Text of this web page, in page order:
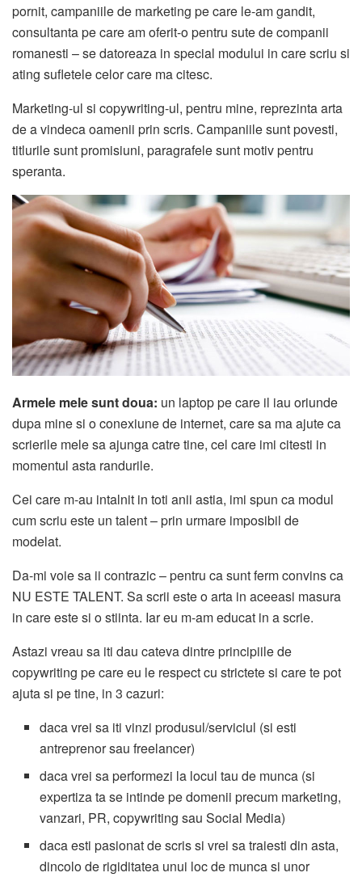
pornit, campaniile de marketing pe care le-am gandit,
consultanta pe care am oferit-o pentru sute de companii
romanesti – se datoreaza in special modului in care scriu si
ating sufletele celor care ma citesc.
Marketing-ul si copywriting-ul, pentru mine, reprezinta arta
de a vindeca oamenii prin scris. Campaniile sunt povesti,
titlurile sunt promisiuni, paragrafele sunt motiv pentru
speranta.
Armele mele sunt doua: un laptop pe care il iau oriunde
dupa mine si o conexiune de internet, care sa ma ajute ca
scrierile mele sa ajunga catre tine, cel care imi citesti in
momentul asta randurile.
Cei care m-au intalnit in toti anii astia, imi spun ca modul
cum scriu este un talent – prin urmare imposibil de
modelat.
Da-mi voie sa ii contrazic – pentru ca sunt ferm convins ca
NU ESTE TALENT. Sa scrii este o arta in aceeasi masura
in care este si o stiinta. Iar eu m-am educat in a scrie.
Astazi vreau sa iti dau cateva dintre principiile de
copywriting pe care eu le respect cu strictete si care te pot
ajuta si pe tine, in 3 cazuri:
daca vrei sa iti vinzi produsul/serviciul (si esti
antreprenor sau freelancer)
daca vrei sa performezi la locul tau de munca (si
expertiza ta se intinde pe domenii precum marketing,
vanzari, PR, copywriting sau Social Media)
daca esti pasionat de scris si vrei sa traiesti din asta,
dincolo de rigiditatea unui loc de munca si unor